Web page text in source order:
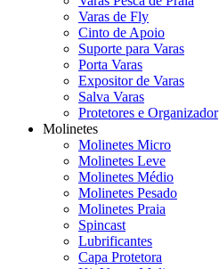
Varas de Fly
Cinto de Apoio
Suporte para Varas
Porta Varas
Expositor de Varas
Salva Varas
Protetores e Organizador
Molinetes
Molinetes Micro
Molinetes Leve
Molinetes Médio
Molinetes Pesado
Molinetes Praia
Spincast
Lubrificantes
Capa Protetora